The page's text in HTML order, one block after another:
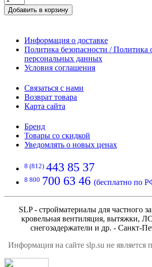
Добавить в корзину
Информация о доставке
Политика безопасности / Политика
персональных данных
Условия соглашения
Связаться с нами
Возврат товара
Карта сайта
Бренд
Товары со скидкой
Уведомлять о новых ценах
8 (812) 443 85 37
8 800 700 63 46 (бесплатно по
SLP - стройматериалы для частного
кровельная вентиляция, вытяжки,
снегозадержатели и др. - Санкт-
Информация на сайте slp.su не является